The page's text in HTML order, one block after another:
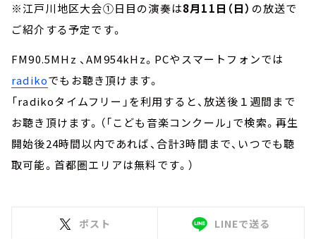
※江戸川地区大会①日目の演奏は8月11日（日） の放送で
ご紹介する予定です。
FM90.5MHz 、AM954kHz。PCやスマートフォンでは
radikoでもお聴き頂けます。
「radikoタイムフリー」を利用すると、放送後１週間まで
お聴き頂けます。（「こども音楽コンクール」で検索。再生
開始後24時間以内であれば、合計3時間まで、いつでも聴
取可能。首都圏エリアは無料です。）
ポスト LINEで送る